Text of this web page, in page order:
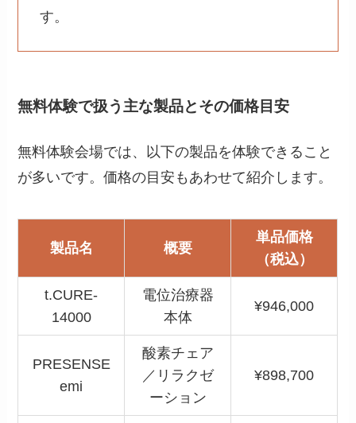
す。
無料体験で扱う主な製品とその価格目安
無料体験会場では、以下の製品を体験できること
が多いです。価格の目安もあわせて紹介します。
製品名 概要
単品価格
（税込）
t.CURE-
14000
電位治療器
本体
¥946,000
PRESENSE
emi
酸素チェア
／リラクゼ
ーション
¥898,700